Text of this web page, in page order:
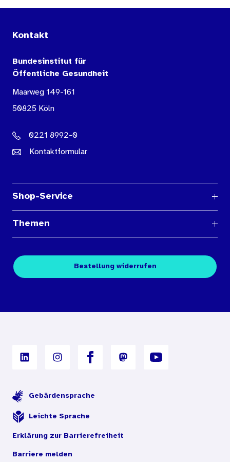
Kontakt
Bundesinstitut für
Öffentliche Gesundheit
Maarweg 149-161
50825 Köln
0221 8992-0
Kontaktformular
Shop-Service
Medienübersichten
Kontakt
Themen
Fachpublikationen
Digitales Archiv
Bestellung widerrufen
Gebärdensprache
Leichte Sprache
Erklärung zur Barrierefreiheit
Barriere melden